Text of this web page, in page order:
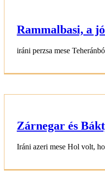
Rammalbasi, a
iráni perzsa mese
Zárnegar és
Iráni azeri mese Hol volt,